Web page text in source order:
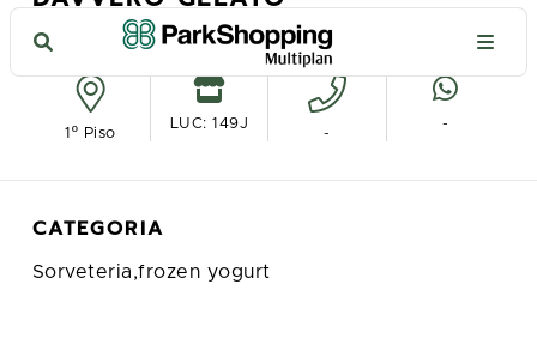
Ver no mapa
1º Piso
LUC: 149J
-
-
CATEGORIA
Sorveteria,frozen yogurt